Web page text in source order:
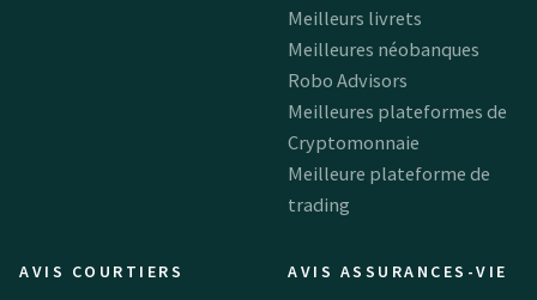
Meilleurs livrets
Meilleures néobanques
Robo Advisors
Meilleures plateformes de
Cryptomonnaie
Meilleure plateforme de
trading
AVIS COURTIERS AVIS ASSURANCES-VIE